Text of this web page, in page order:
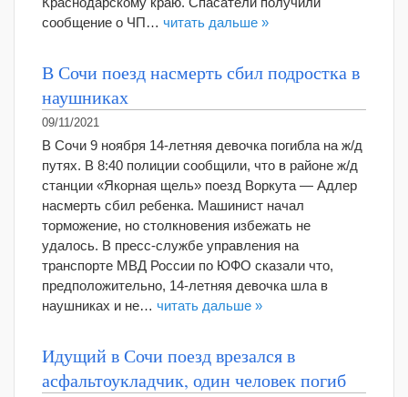
сообщение о ЧП… читать дальше »
В Сочи поезд насмерть сбил подростка в
наушниках
09/11/2021
В Сочи 9 ноября 14-летняя девочка погибла на ж/д
путях. В 8:40 полиции сообщили, что в районе ж/д
станции «Якорная щель» поезд Воркута — Адлер
насмерть сбил ребенка. Машинист начал
торможение, но столкновения избежать не
удалось. В пресс-службе управления на
транспорте МВД России по ЮФО сказали что,
предположительно, 14-летняя девочка шла в
наушниках и не… читать дальше »
Идущий в Сочи поезд врезался в
асфальтоукладчик, один человек погиб